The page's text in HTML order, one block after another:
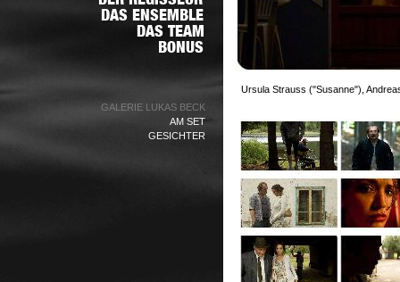
GALERIE LUKAS BECK
AM SET
GESICHTER
Ursula Strauss ("Susanne"),